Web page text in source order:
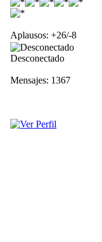
Aplausos: +26/-8
Desconectado
Mensajes: 1367